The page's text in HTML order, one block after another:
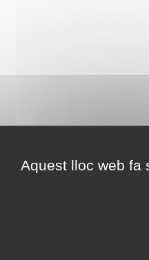
Aquest lloc web fa